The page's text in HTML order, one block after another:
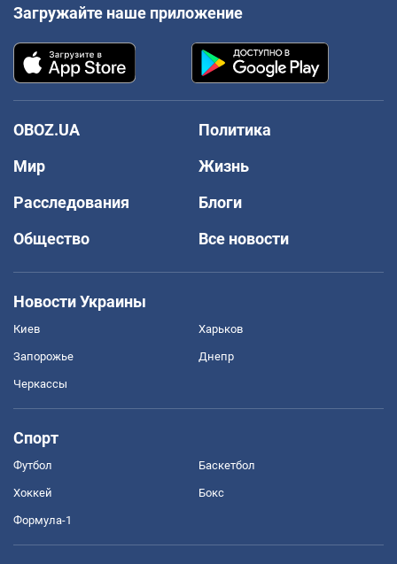
Загружайте наше приложение
OBOZ.UA
Политика
Мир
Жизнь
Расследования
Блоги
Общество
Все новости
Новости Украины
Киев Харьков
Запорожье Днепр
Черкассы
Спорт
Футбол Баскетбол
Хоккей Бокс
Формула-1